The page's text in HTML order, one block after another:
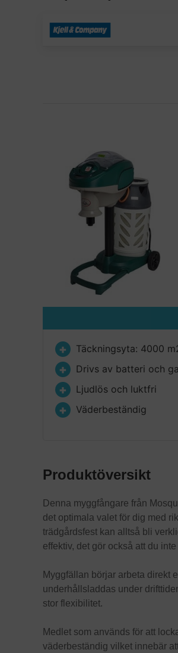
Täckningsyta: 4000
Drivs av batteri och
Ljudlös och luktfri
Väderbeständig
Produktöversikt
Denna myggfångare från
det optimala valet för dig med
trädgårdsfest kan alltså bli
effektiv, det gör också att du
Myggfällan börjar arbeta direkt
underhållsladdas under
stor flexibilitet.
Medlet som används för att
väderbeständig vilket innebär